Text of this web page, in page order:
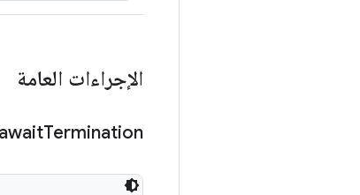
الإجراءات العامة
awaitTermination